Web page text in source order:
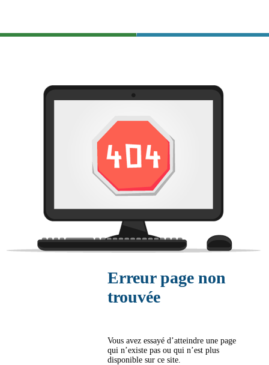
Erreur page non
trouvée
Vous avez essayé d’atteindre une page
qui n’existe pas ou qui n’est plus
disponible sur ce site.